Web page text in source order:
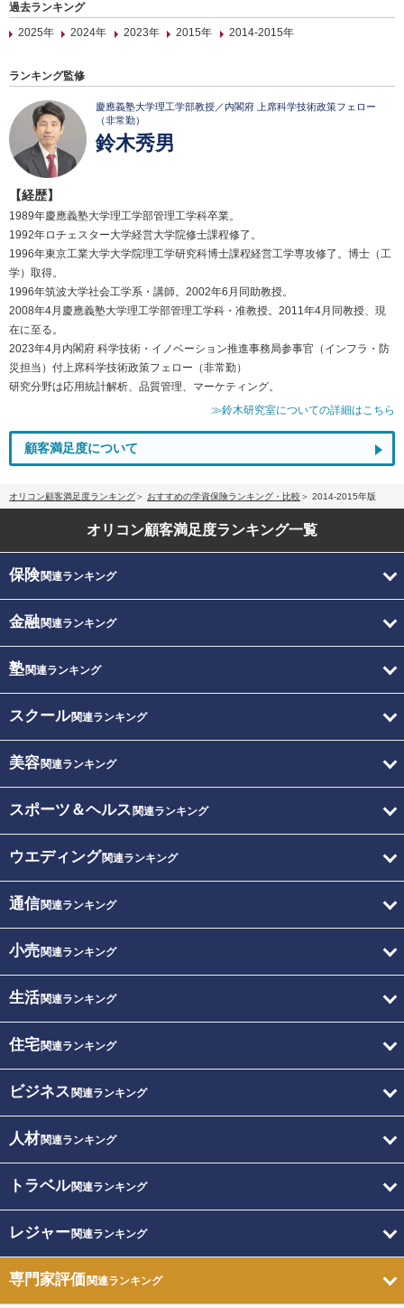
過去ランキング
2025年
2024年 2023年 2015年 2014-2015年
ランキング監修
慶應義塾大学理工学部教授／内閣府 上席科学技術政策フェロー
（非常勤）
鈴木秀男
【経歴】
1989年慶應義塾大学理工学部管理工学科卒業。
1992年ロチェスター大学経営大学院修士課程修了。
1996年東京工業大学大学院理工学研究科博士課程経営工学専攻修了。博士（工
学）取得。
1996年筑波大学社会工学系・講師。2002年6月同助教授。
2008年4月慶應義塾大学理工学部管理工学科・准教授。2011年4月同教授、現
在に至る。
2023年4月内閣府 科学技術・イノベーション推進事務局参事官（インフラ・防
災担当）付上席科学技術政策フェロー（非常勤）
研究分野は応用統計解析、品質管理、マーケティング。
≫鈴木研究室についての詳細はこちら
顧客満足度について
オリコン顧客満足度ランキング おすすめの学資保険ランキング・比較 2014-2015年版
オリコン顧客満足度ランキング一覧
保険関連ランキング
金融関連ランキング
塾関連ランキング
スクール関連ランキング
美容関連ランキング
スポーツ＆ヘルス 関連ランキング
ウエディング関連ランキング
通信関連ランキング
小売関連ランキング
生活関連ランキング
住宅関連ランキング
ビジネス 関連ランキング
人材関連ランキング
トラベル関連ランキング
レジャー関連ランキング
専門家評価関連ランキング